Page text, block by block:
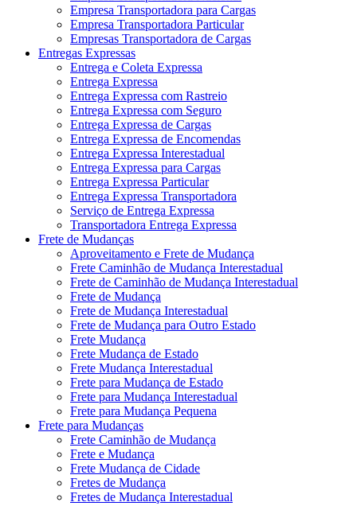
Empresa Transportadora para Cargas
Empresa Transportadora Particular
Empresas Transportadora de Cargas
Entregas Expressas
Entrega e Coleta Expressa
Entrega Expressa
Entrega Expressa com Rastreio
Entrega Expressa com Seguro
Entrega Expressa de Cargas
Entrega Expressa de Encomendas
Entrega Expressa Interestadual
Entrega Expressa para Cargas
Entrega Expressa Particular
Entrega Expressa Transportadora
Serviço de Entrega Expressa
Transportadora Entrega Expressa
Frete de Mudanças
Aproveitamento e Frete de Mudança
Frete Caminhão de Mudança Interestadual
Frete de Caminhão de Mudança Interestadual
Frete de Mudança
Frete de Mudança Interestadual
Frete de Mudança para Outro Estado
Frete Mudança
Frete Mudança de Estado
Frete Mudança Interestadual
Frete para Mudança de Estado
Frete para Mudança Interestadual
Frete para Mudança Pequena
Frete para Mudanças
Frete Caminhão de Mudança
Frete e Mudança
Frete Mudança de Cidade
Fretes de Mudança
Fretes de Mudança Interestadual